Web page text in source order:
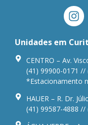
Unidades em
CENTRO – Av.
(41) 99900-0171 //
*Estacionamento
HAUER – R. Dr.
(41) 99587-4888 //